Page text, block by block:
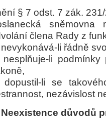
§ 7 odst. 7 zák.
sněmovna
člena Rady z
li řádně
nesplňuje-li
dopustil-li se
nezávislost
Neexistence důvodů